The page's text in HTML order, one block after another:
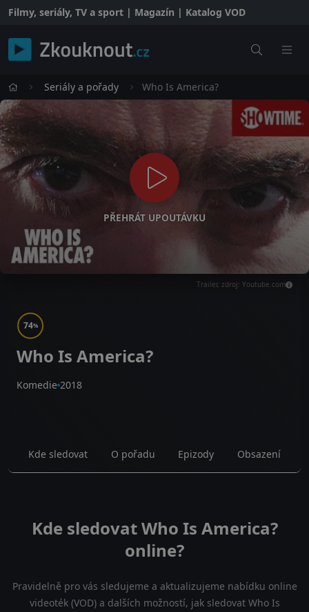
Filmy, seriály, TV a sport | Magazín | Katalog VOD
Seriály a pořady Who Is America?
PŘEHRÁT UPOUTÁVKU
Trailer, zdroj: Youtube.com
74%
Who Is America?
Komedie 2018
Kde sledovat O pořadu Epizody Obsazení
Kde sledovat Who Is America?
online?
Pravidelně pro vás sledujeme a aktualizujeme nabídku online
videoték (VOD) a dalších možností, jak sledovat Who Is